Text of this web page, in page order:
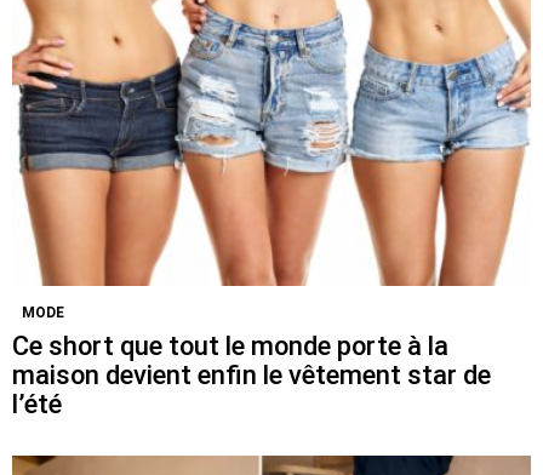
MODE
Ce short que tout le monde porte à la
maison devient enfin le vêtement star de
l’été